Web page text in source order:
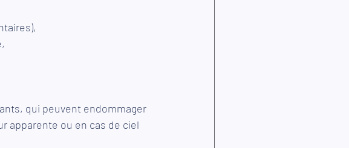
qui peuvent endommager
apparente ou en cas de ciel